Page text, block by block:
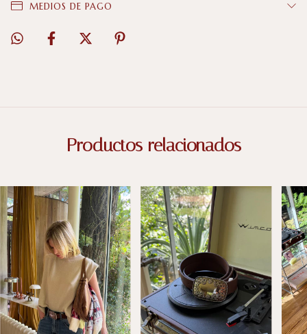
MEDIOS DE PAGO
Productos relacionados